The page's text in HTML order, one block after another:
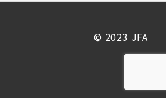
© 2023 JFA